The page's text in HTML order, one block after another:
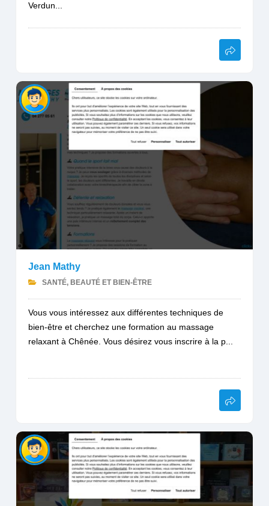
Verdun...
Jean Mathy
SANTÉ, BEAUTÉ ET BIEN-ÊTRE
Vous vous intéressez aux différentes techniques de
bien-être et cherchez une formation au massage
relaxant à Chênée. Vous désirez vous inscrire à la p...